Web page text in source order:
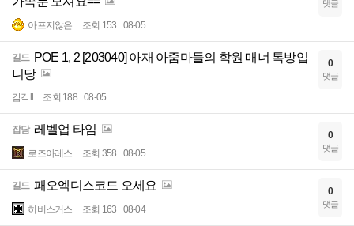
아프지않은 조회 153 08-05
댓글
길드 POE 1, 2 [203040] 아재 아줌마들의 학원 매너 톡방입
니당
감각ll 조회 188 08-05
0
댓글
잡담 레벨업 타임
로즈아레스 조회 358 08-05
0
댓글
길드 패오엑디스코드 오세요
히비스커스 조회 163 08-04
0
댓글